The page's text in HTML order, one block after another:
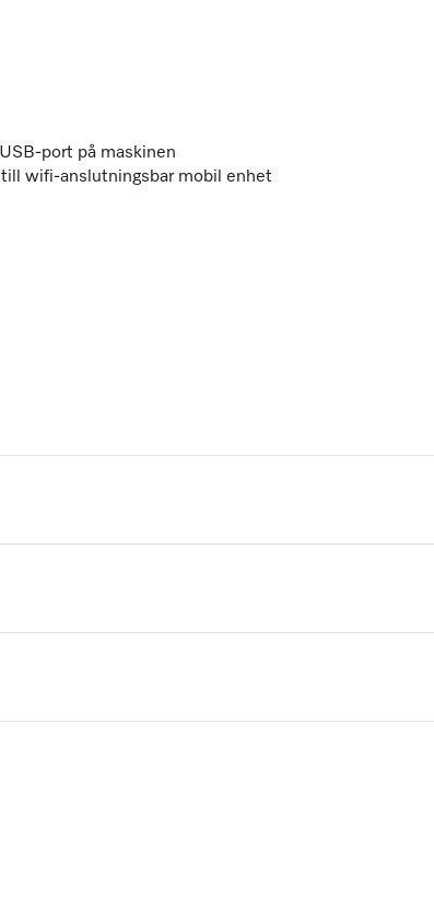
port på maskinen
wifi-anslutningsbar mobil enhet